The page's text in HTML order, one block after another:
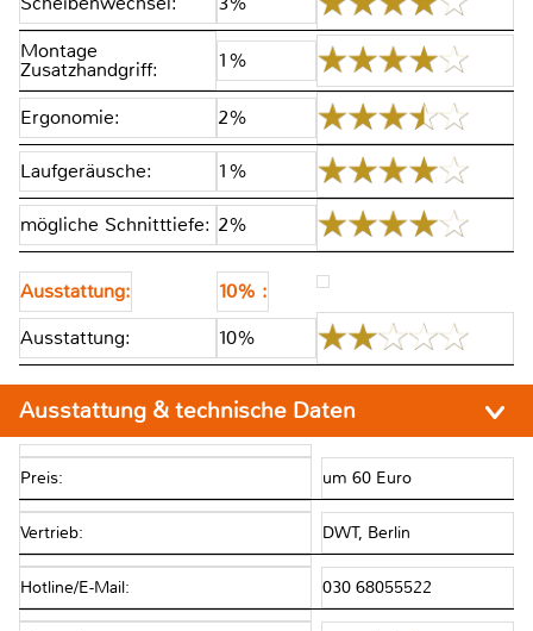
Montage
Zusatzhandgriff: 1%
Ergonomie: 2%
Laufgeräusche: 1%
mögliche Schnitttiefe: 2%
Ausstattung:
10% :
Ausstattung:
10%
Ausstattung & technische Daten
Preis: um 60 Euro
Vertrieb: DWT, Berlin
Hotline/E-Mail: 030 68055522